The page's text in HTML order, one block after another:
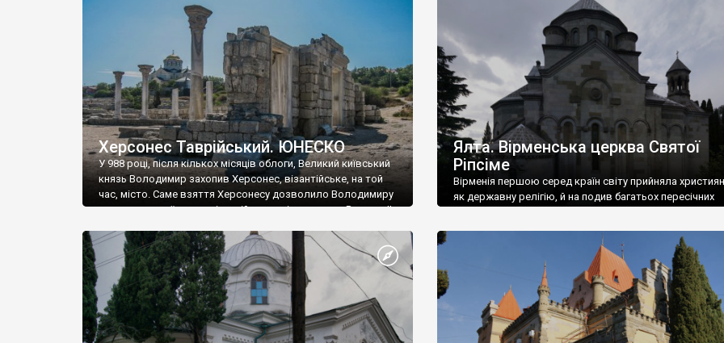
візантійської доби. Раритети викрадені з фондів об’єкту
культурної спадщини ЮНЕСКО «Херсонеса Таврійського».
Офіційно – на виставку «Золото Візантії», але експерти та
влада в Україні вважають це лише […]
називаються «повстяками» (postaki)…” “Вино. Крим
виробляє відмінне вино і його вдосталь: воно все
легке біле і дуже […]
Херсонес Таврійський. ЮНЕСКО
У 988 році, після кількох місяців облоги, Великий київський
князь Володимир захопив Херсонес, візантійське, на той
час, місто. Саме взяття Херсонесу дозволило Володимиру
диктувати свої умови візантійському імператору Василю ІІ,
Херсонесі Володимир-язичник, став Василем-
християнином. А потім було Хрещення Русі. На честь
Херсонесу Таврійського названо місто […]
Ялта. Вірменська церква Святої
Ріпсіме
Вірменія першою серед країн світу прийняла
як державну релігію, й на подив багатьох пересічних